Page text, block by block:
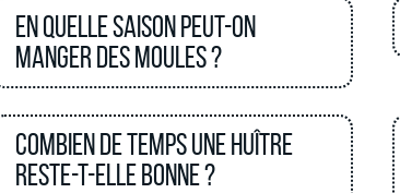
En quelle saison peut-on
manger des moules ?
Combien de temps une huître
reste-t-elle bonne ?